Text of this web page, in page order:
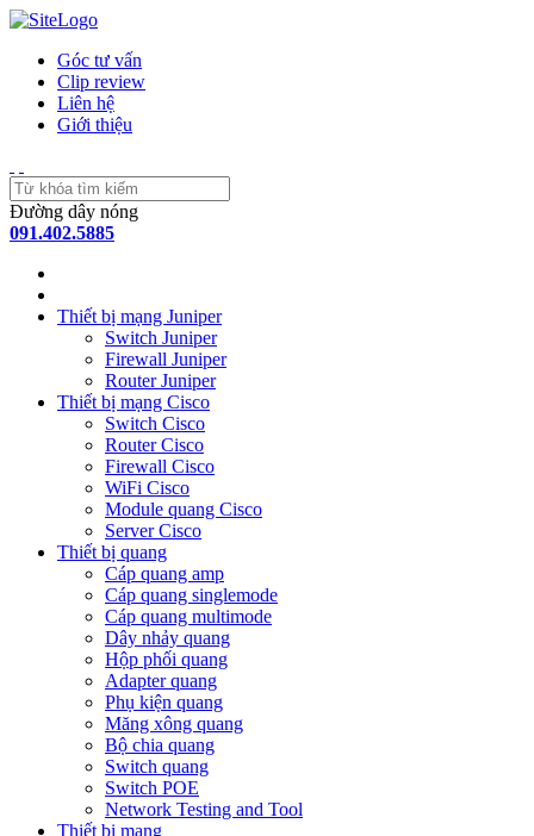
Góc tư vấn
Clip review
Liên hệ
Giới thiệu
Đường dây nóng
091.402.5885
Thiết bị mạng Juniper
Switch Juniper
Firewall Juniper
Router Juniper
Thiết bị mạng Cisco
Switch Cisco
Router Cisco
Firewall Cisco
WiFi Cisco
Module quang Cisco
Server Cisco
Thiết bị quang
Cáp quang amp
Cáp quang singlemode
Cáp quang multimode
Dây nhảy quang
Hộp phối quang
Adapter quang
Phụ kiện quang
Măng xông quang
Bộ chia quang
Switch quang
Switch POE
Network Testing and Tool
Thiết bị mạng